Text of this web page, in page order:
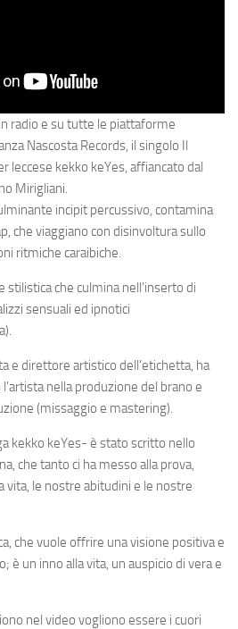
radio e su tutte le piattaforme
Nascosta Records, il singolo Il
leccese kekko keYes, affiancato dal
Mirigliani.
incipit percussivo, contamina
, che viaggiano con disinvoltura sullo
ritmiche caraibiche.
che culmina nell’inserto di
sensuali ed ipnotici
).
e direttore artistico dell’etichetta, ha
nella produzione del brano e
(missaggio e mastering).
kekko keYes- è stato scritto nello
che tanto ci ha messo alla prova,
vita, le nostre abitudini e le nostre
che vuole offrire una visione positiva e
un inno alla vita, un auspicio di vera e
nel video vogliono essere i cuori